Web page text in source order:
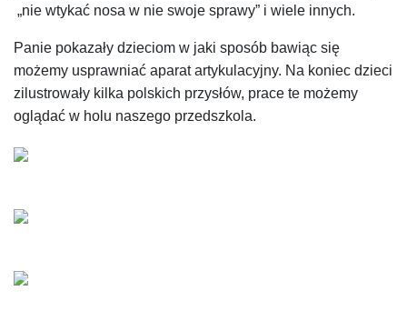
„nie wtykać nosa w nie swoje sprawy” i wiele innych.
Panie pokazały dzieciom w jaki sposób bawiąc się
możemy usprawniać aparat artykulacyjny. Na koniec dzieci
zilustrowały kilka polskich przysłów, prace te możemy
oglądać w holu naszego przedszkola.